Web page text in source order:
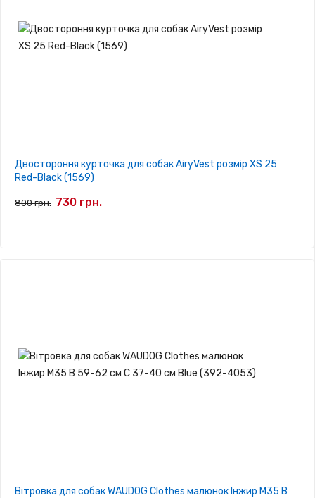
Двостороння курточка для собак AiryVest розмір XS 25
Red-Black (1569)
800 грн. 730 грн.
Вітровка для собак WAUDOG Clothes малюнок Інжир M35 В